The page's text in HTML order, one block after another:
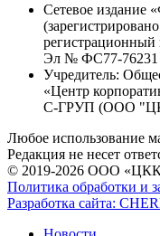
Сетевое издание
регистрационный
Эл № ФС77-76231
Учредитель:
«Центр
С-ГРУП (ООО
Любое использование
Редакция не несет
© 2019-2026 ООО
Политика обработки и
Разработка сайта: